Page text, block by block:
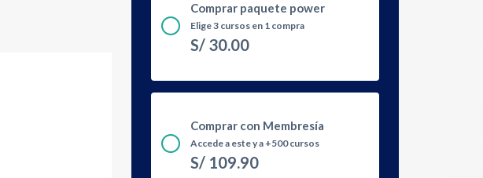
Comprar paquete power
Elige 3 cursos en 1 compra
S/ 30.00
Comprar con Membresía
Accede a este y a +500 cursos
S/ 109.90